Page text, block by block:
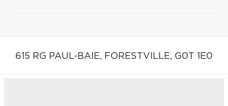
615 RG PAUL-BAIE, FORESTVILLE, G0T 1E0